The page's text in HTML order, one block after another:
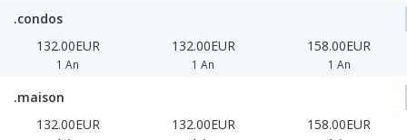
.condos
132.00EUR
1 An
132.00EUR
1 An
158.00EUR
1 An
.maison
132.00EUR
132.00EUR 158.00EUR